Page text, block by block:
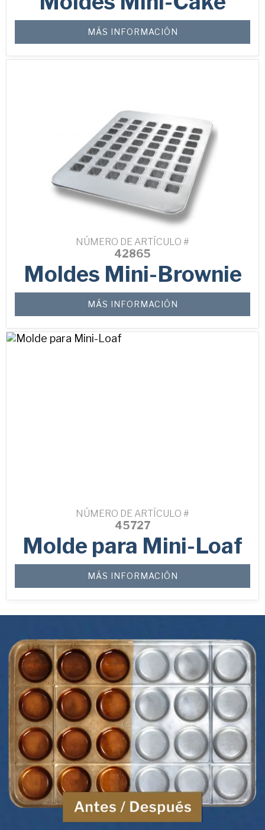
MÁS INFORMACIÓN
NÚMERO DE ARTÍCULO #
42865
Moldes Mini-Brownie
MÁS INFORMACIÓN
NÚMERO DE ARTÍCULO #
45727
Molde para Mini-Loaf
MÁS INFORMACIÓN
Privacidad de Pan Glo de Colombia
He leído y entiendo laPolítica de
Privacidad de Pan Glo de Colombia
POLÍTICA DE PRIVACIDAD DE PAN GLO Y BUNDY
BAKING SOLUTIONS